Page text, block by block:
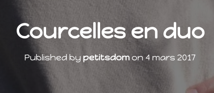
Courcelles en duo
Published by petitsdomon 4 mars 2017